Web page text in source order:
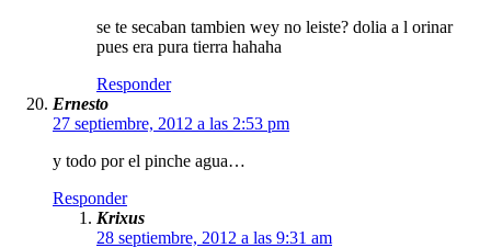
se te secaban tambien wey no leiste? dolia a l orinar
pues era pura tierra hahaha
Responder
Ernesto
27 septiembre, 2012 a las 2:53 pm
y todo por el pinche agua…
Responder
Krixus
28 septiembre, 2012 a las 9:31 am